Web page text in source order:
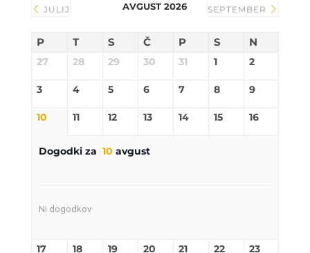
JULIJ AVGUST 2026 SEPTEMBER
P T S Č P S N
27 28 29 30 31 1 2
3 4 5 6 7 8 9
10 11 12 13 14 15 16
Dogodki za 10 avgust
Ni dogodkov
17 18 19 20 21 22 23